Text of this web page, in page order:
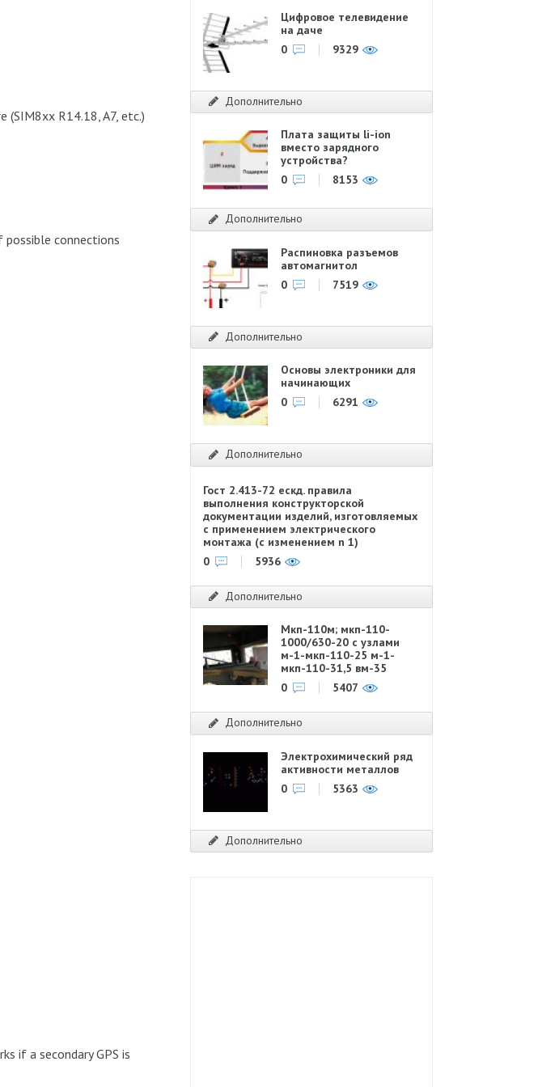
R14.18, A7, etc.)
possible connections
if a secondary GPS is
Цифровое телевидение
на даче
0
9329
Дополнительно
Плата защиты li-ion
вместо зарядного
устройства?
0
8153
Дополнительно
Распиновка разъемов
автомагнитол
0
7519
Дополнительно
Основы электроники для
начинающих
0
6291
Дополнительно
Гост 2.413-72 ескд. правила
выполнения конструкторской
документации изделий, изготовляемых
с применением электрического
монтажа (с изменением n 1)
0
5936
Дополнительно
Мкп-110м; мкп-110-
1000/630-20 с узлами
м-1-мкп-110-25 м-1-
мкп-110-31,5 вм-35
0
5407
Дополнительно
Электрохимический ряд
активности металлов
0
5363
Дополнительно